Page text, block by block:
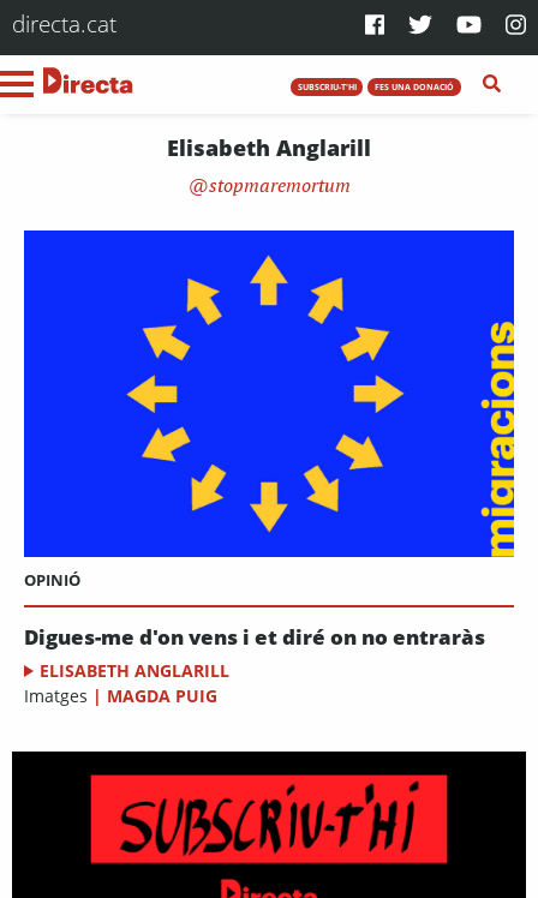
directa.cat
SUBSCRIU-T'HI FES UNA DONACIÓ
Elisabeth Anglarill
stopmaremortum
OPINIÓ
Digues-me d'on vens i et diré on no entraràs
ELISABETH ANGLARILL
Imatges | MAGDA PUIG